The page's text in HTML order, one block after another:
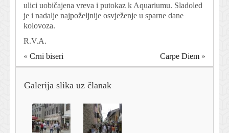
ulici uobičajena vreva i putokaz k Aquariumu. Sladoled
je i nadalje najpoželjnije osvježenje u sparne dane
kolovoza.
R.V.A.
« Crni biseri Carpe Diem »
Galerija slika uz članak